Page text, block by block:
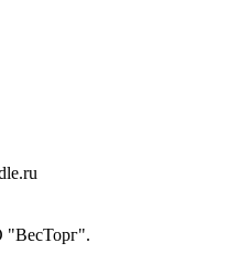
"ВесТорг".